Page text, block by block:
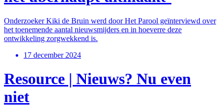
Onderzoeker Kiki de Bruin werd door Het Parool geïnterviewd over
het toenemende aantal nieuwsmijders en in hoeverre deze
ontwikkeling zorgwekkend is.
17 december 2024
Resource | Nieuws? Nu even
niet